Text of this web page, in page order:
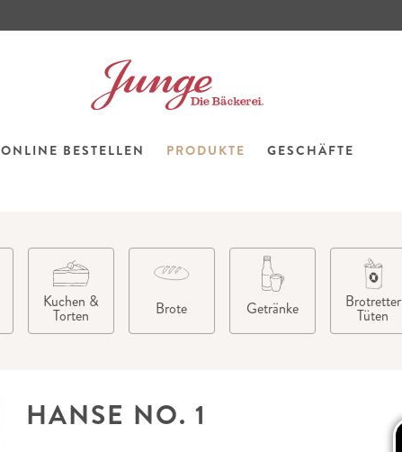
ONLINE BESTELLEN PRODUKTE GESCHÄFTE
Kuchen &
Torten Brote Getränke Brotretter
Tüten
HANSE NO. 1